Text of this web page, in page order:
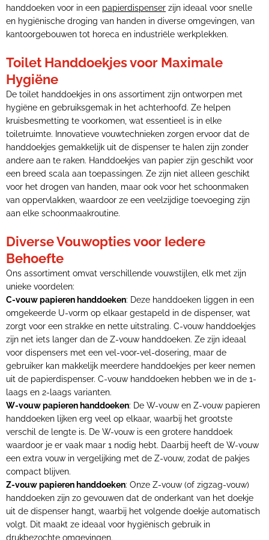
handdoeken voor in een papierdispenser zijn ideaal voor snelle
en hygiënische droging van handen in diverse omgevingen, van
kantoorgebouwen tot horeca en industriële werkplekken.
Toilet Handdoekjes voor Maximale
Hygiëne
De toilet handdoekjes in ons assortiment zijn ontworpen met
hygiëne en gebruiksgemak in het achterhoofd. Ze helpen
kruisbesmetting te voorkomen, wat essentieel is in elke
toiletruimte. Innovatieve vouwtechnieken zorgen ervoor dat de
handdoekjes gemakkelijk uit de dispenser te halen zijn zonder
andere aan te raken. Handdoekjes van papier zijn geschikt voor
een breed scala aan toepassingen. Ze zijn niet alleen geschikt
voor het drogen van handen, maar ook voor het schoonmaken
van oppervlakken, waardoor ze een veelzijdige toevoeging zijn
aan elke schoonmaakroutine.
Diverse Vouwopties voor Iedere
Behoefte
Ons assortiment omvat verschillende vouwstijlen, elk met zijn
unieke voordelen:
C-vouw papieren handdoeken: Deze handdoeken liggen in een
omgekeerde U-vorm op elkaar gestapeld in de dispenser, wat
zorgt voor een strakke en nette uitstraling. C-vouw handdoekjes
zijn net iets langer dan de Z-vouw handdoeken. Ze zijn ideaal
voor dispensers met een vel-voor-vel-dosering, maar de
gebruiker kan makkelijk meerdere handdoekjes per keer nemen
uit de papierdispenser. C-vouw handdoeken hebben we in de 1-
laags en 2-laags varianten.
W-vouw papieren handdoeken: De W-vouw en Z-vouw papieren
handdoeken lijken erg veel op elkaar, waarbij het grootste
verschil de lengte is. De W-vouw is een grotere handdoek
waardoor je er vaak maar 1 nodig hebt. Daarbij heeft de W-vouw
een extra vouw in vergelijking met de Z-vouw, zodat de pakjes
compact blijven.
Z-vouw papieren handdoeken: Onze Z-vouw (of zigzag-vouw)
handdoeken zijn zo gevouwen dat de onderkant van het doekje
uit de dispenser hangt, waarbij het volgende doekje automatisch
volgt. Dit maakt ze ideaal voor hygiënisch gebruik in
drukbezochte omgevingen.